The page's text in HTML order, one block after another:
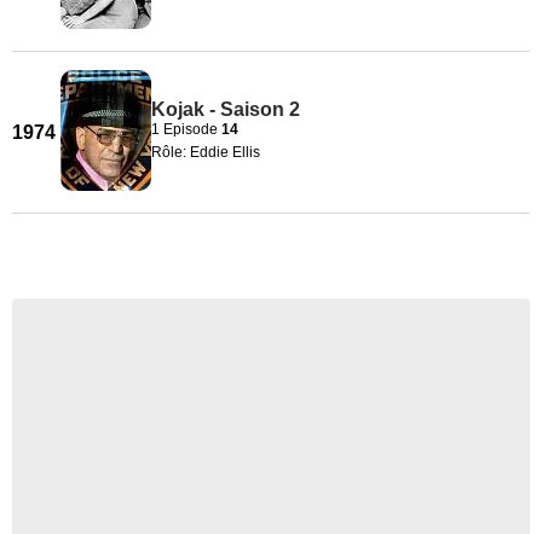
1974
Kojak - Saison 2
1 Episode 14
Rôle: Eddie Ellis